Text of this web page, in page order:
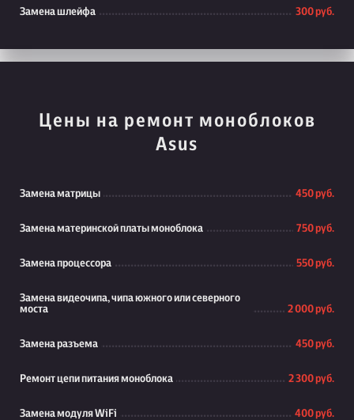
Замена шлейфа 300 руб.
Цены на ремонт моноблоков
Asus
Замена матрицы 450 руб.
Замена материнской платы моноблока 750 руб.
Замена процессора 550 руб.
Замена видеочипа, чипа южного или северного
моста
2 000 руб.
Замена разъема 450 руб.
Ремонт цепи питания моноблока 2 300 руб.
Замена модуля WiFi 400 руб.